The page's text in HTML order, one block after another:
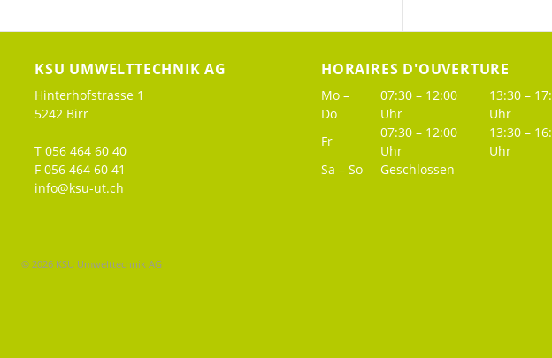
KSU UMWELTTECHNIK AG
Hinterhofstrasse 1
5242 Birr
T 056 464 60 40
F 056 464 60 41
info@ksu-ut.ch
HORAIRES D'OUVERTURE
Mo –
Do
07:30 – 12:00
Uhr
13:30 –
Uhr
Fr
07:30 – 12:00
Uhr
13:30 –
Uhr
Sa – So
Geschlossen
© 2026 KSU Umwelttechnik AG